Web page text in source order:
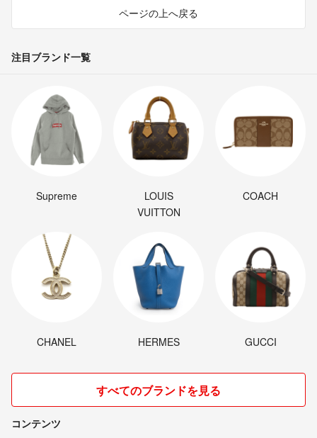
ページの上へ戻る
注目ブランド一覧
Supreme
LOUIS
VUITTON
COACH
CHANEL HERMES GUCCI
すべてのブランドを見る
コンテンツ